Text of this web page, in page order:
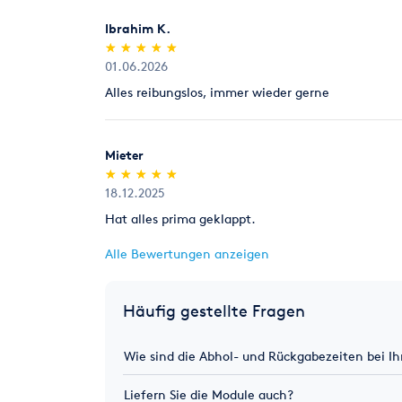
Ibrahim K.
(*)
★
★
(*) ★
★
(*) ★
★
(*) ★
★
(*) ★
★
01.06.2026
Alles reibungslos, immer wieder gerne
Mieter
(*)
★
★
(*) ★
★
(*) ★
★
(*) ★
★
(*) ★
★
18.12.2025
Hat alles prima geklappt.
Alle Bewertungen anzeigen
Häufig gestellte Fragen
Wie sind die Abhol- und Rückgabezeiten bei
Liefern Sie die Module auch?